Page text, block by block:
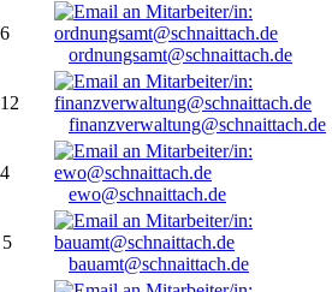
ordnungsamt@schnaittach.de
finanzverwaltung@schnaittach.de
ewo@schnaittach.de
bauamt@schnaittach.de